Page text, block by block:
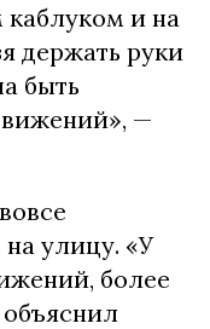
и на
держать руки
быть
—
улицу. «У
более
объяснил